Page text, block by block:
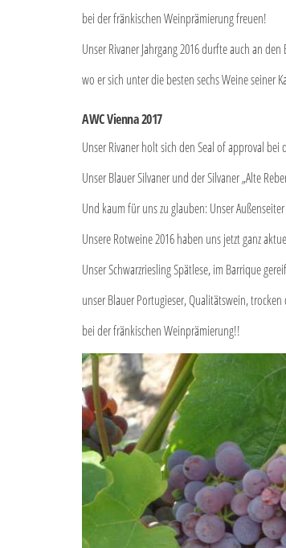
bei der fränkischen Weinprämierung freuen!
Unser Rivaner Jahrgang 2016 durfte auch an
wo er sich unter die besten sechs Weine seiner
AWC Vienna 2017
Unser Rivaner holt sich den Seal of approval bei
Unser Blauer Silvaner und der Silvaner „Alte
Und kaum für uns zu glauben: Unser
Unsere Rotweine 2016 haben uns jetzt ganz
Unser Schwarzriesling Spätlese, im Barrique
unser Blauer Portugieser, Qualitätswein,
bei der fränkischen Weinprämierung!!